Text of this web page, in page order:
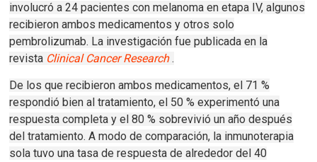
involucró a 24 pacientes con melanoma en etapa IV, algunos
recibieron ambos medicamentos y otros solo
pembrolizumab. La investigación fue publicada en la
revista Clinical Cancer Research.
De los que recibieron ambos medicamentos, el 71 %
respondió bien al tratamiento, el 50 % experimentó una
respuesta completa y el 80 % sobrevivió un año después
del tratamiento.A modo de comparación, la inmunoterapia
sola tuvo una tasa de respuesta de alrededor del 40